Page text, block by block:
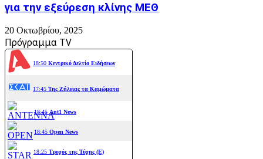
για την εξεύρεση κλίνης ΜΕΘ
20 Οκτωβρίου, 2025
Πρόγραμμα TV